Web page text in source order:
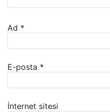
Ad *
E-posta *
İnternet sitesi